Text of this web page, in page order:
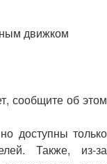
движком
сообщите об этом
доступны только
Также, из-за